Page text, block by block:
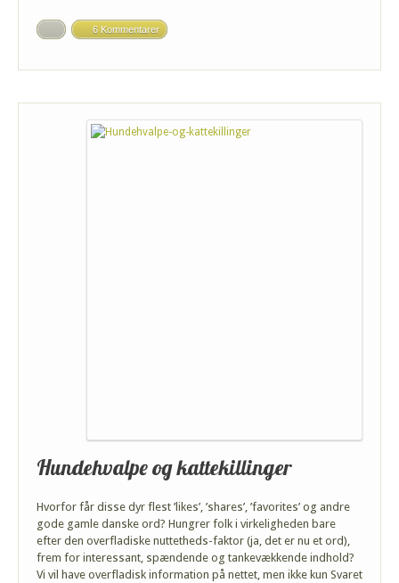
6 Kommentarer
Hundehvalpe og kattekillinger
Hvorfor får disse dyr flest ’likes’, ’shares’, ’favorites’ og andre
gode gamle danske ord? Hungrer folk i virkeligheden bare
efter den overfladiske nuttetheds-faktor (ja, det er nu et ord),
frem for interessant, spændende og tankevækkende indhold?
Vi vil have overfladisk information på nettet, men ikke kun Svaret